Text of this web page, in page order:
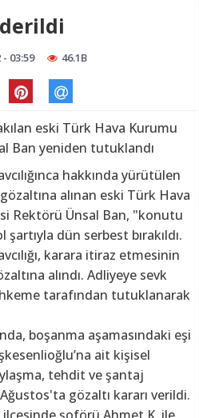
- 03:59 46.1B
eski Türk Hava Kurumu
Ban yeniden tutuklandı
hakkında yürütülen
alınan eski Türk Hava
Rektörü Ünsal Ban, "konutu
dün serbest bırakıldı.
karara itiraz etmesinin
alındı. Adliyeye sevk
tarafından tutuklanarak
boşanma aşamasındaki eşi
ait kişisel
tehdit ve şantaj
gözaltı kararı verildi.